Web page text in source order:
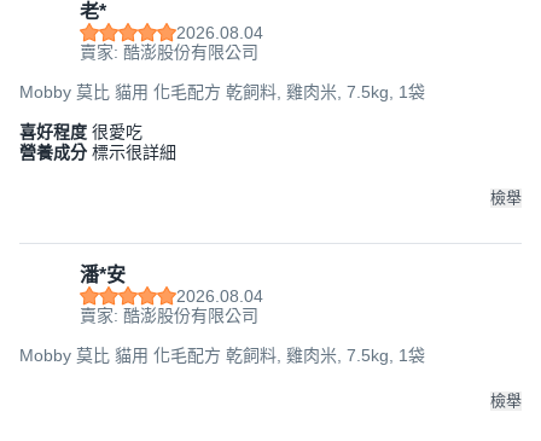
老*
2026.08.04
賣家: 酷澎股份有限公司
Mobby 莫比 貓用 化毛配方 乾飼料, 雞肉米, 7.5kg, 1袋
喜好程度 很愛吃
營養成分 標示很詳細
檢舉
潘*安
2026.08.04
賣家: 酷澎股份有限公司
Mobby 莫比 貓用 化毛配方 乾飼料, 雞肉米, 7.5kg, 1袋
檢舉